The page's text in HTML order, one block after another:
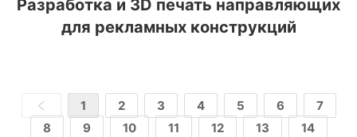
Разработка и 3D печать направляющих
для рекламных конструкций
1 2 3 4 5 6
7
8
9 10 11 12 13
14